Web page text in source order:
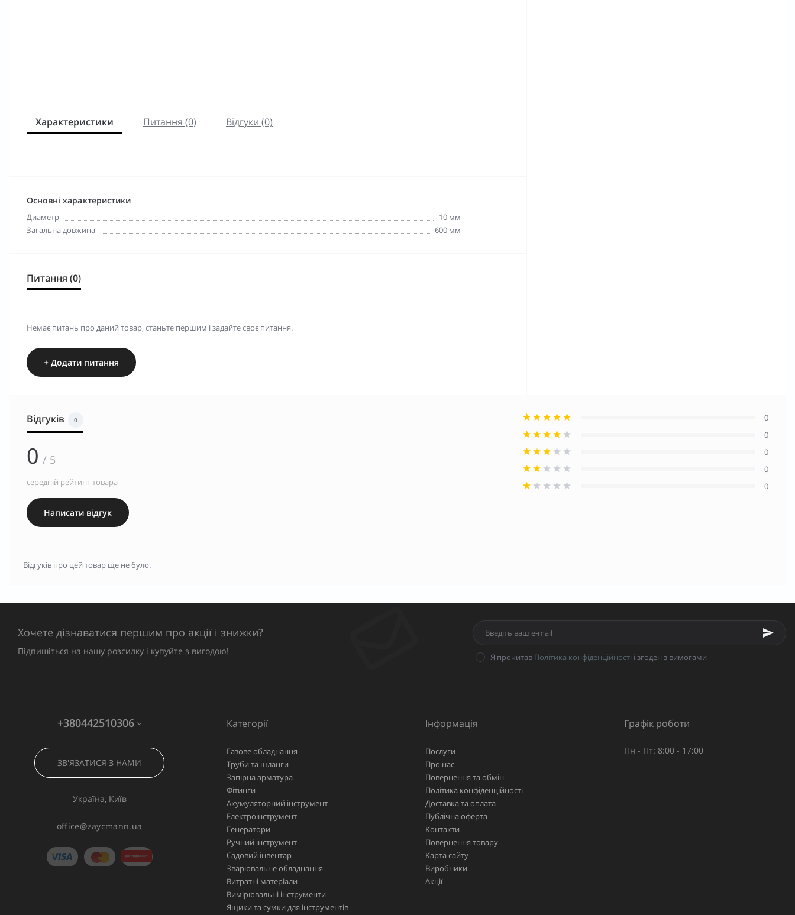
Характеристики Питання (0) Відгуки (0)
Основні характеристики
Диаметр
10 мм
Загальна довжина
600 мм
Питання (0)
Немає питань про даний товар, станьте першим і задайте своє питання.
+ Додати питання
Відгуків 0
0 / 5
середній рейтинг товара
Написати відгук
0
0
0
0
0
Відгуків про цей товар ще не було.
Хочете дізнаватися першим про акції і знижки?
Підпишіться на нашу розсилку і купуйте з вигодою!
Я прочитав Політика конфіденційності і згоден з вимогами
+380442510306
ЗВ'ЯЗАТИСЯ З НАМИ
Україна, Київ
office@zaycmann.ua
Категорії
Газове обладнання
Труби та шланги
Запірна арматура
Фітинги
Акумуляторний інструмент
Електроінструмент
Генератори
Ручний інструмент
Садовий інвентар
Зварювальне обладнання
Витратні матеріали
Вимірювальні інструменти
Ящики та сумки для інструментів
Інформація
Послуги
Про нас
Повернення та обмін
Політика конфіденційності
Доставка та оплата
Публічна оферта
Контакти
Повернення товару
Карта сайту
Виробники
Акції
Графік роботи
Пн - Пт: 8:00 - 17:00